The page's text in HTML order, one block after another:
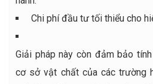
Chi phí đầu tư tối thiểu cho
Giải pháp này còn đảm bảo
cơ sở vật chất của các trường